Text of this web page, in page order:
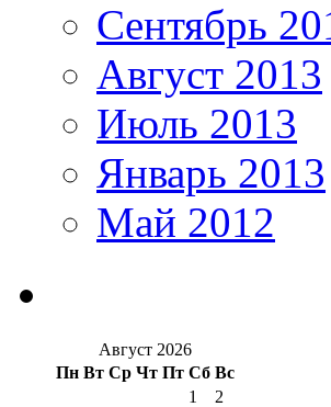
Сентябрь
Август 2013
Июль 2013
Январь 2013
Май 2012
Август 2026
Пн Вт Ср Чт Пт Сб Вс
1
2